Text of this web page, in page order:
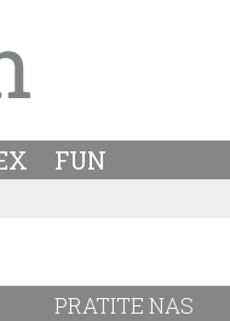
FUN
PRATITE NAS